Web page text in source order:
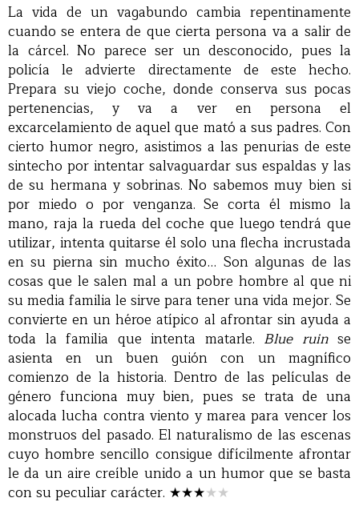
La vida de un vagabundo cambia repentinamente
cuando se entera de que cierta persona va a salir de
la cárcel. No parece ser un desconocido, pues la
policía le advierte directamente de este hecho.
Prepara su viejo coche, donde conserva sus pocas
pertenencias, y va a ver en persona el
excarcelamiento de aquel que mató a sus padres. Con
cierto humor negro, asistimos a las penurias de este
sintecho por intentar salvaguardar sus espaldas y las
de su hermana y sobrinas. No sabemos muy bien si
por miedo o por venganza. Se corta él mismo la
mano, raja la rueda del coche que luego tendrá que
utilizar, intenta quitarse él solo una flecha incrustada
en su pierna sin mucho éxito… Son algunas de las
cosas que le salen mal a un pobre hombre al que ni
su media familia le sirve para tener una vida mejor. Se
convierte en un héroe atípico al afrontar sin ayuda a
toda la familia que intenta matarle. Blue ruinse
asienta en un buen guión con un magnífico
comienzo de la historia. Dentro de las películas de
género funciona muy bien, pues se trata de una
alocada lucha contra viento y marea para vencer los
monstruos del pasado. El naturalismo de las escenas
cuyo hombre sencillo consigue difícilmente afrontar
le da un aire creíble unido a un humor que se basta
con su peculiar carácter. ★★★★★